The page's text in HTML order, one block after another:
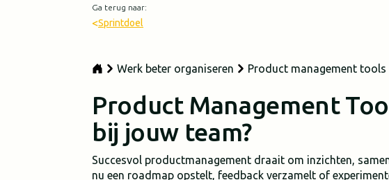
Ga terug naar:
<Sprintdoel
Werk beter organiseren Product management tools
Product Management
bij jouw team?
Succesvol productmanagement draait om inzichten,
nu een roadmap opstelt, feedback verzamelt of